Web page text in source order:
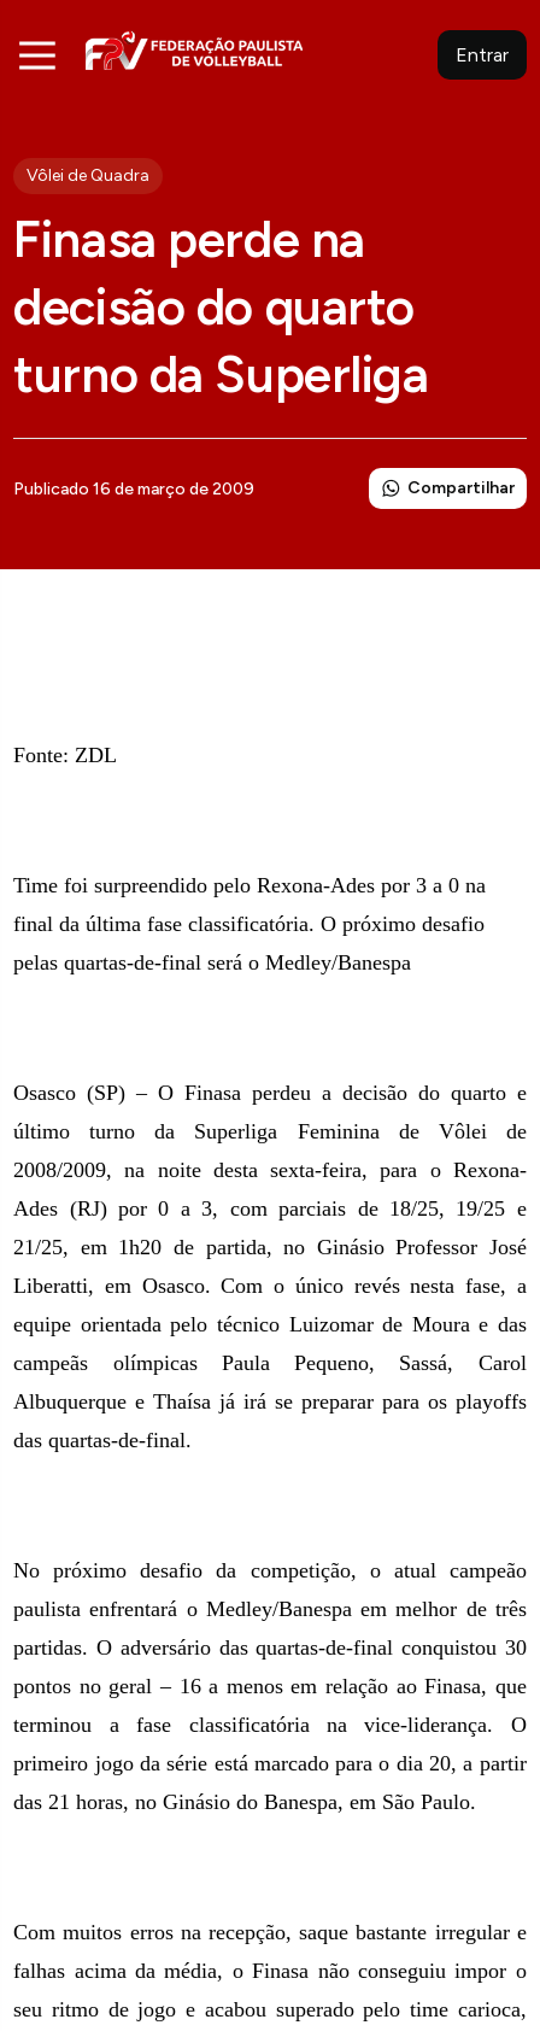
Entrar
Vôlei de Quadra
Finasa perde na
decisão do quarto
turno da Superliga
Publicado 16 de março de 2009 Compartilhar
Fonte: ZDL
Time foi surpreendido pelo Rexona-Ades por3 a 0 na
final da última fase classificatória. O próximo desafio
pelas quartas-de-final será o Medley/Banespa
Osasco (SP) – O Finasa perdeu a decisão do quarto e
último turno da Superliga Feminina de Vôlei de
2008/2009, na noite desta sexta-feira, para o Rexona-
Ades (RJ) por0 a3, com parciais de 18/25, 19/25 e
21/25, em 1h20 de partida, no Ginásio Professor José
Liberatti, em Osasco. Com o único revés nesta fase, a
equipe orientada pelo técnico Luizomar de Moura e das
campeãs olímpicas Paula Pequeno, Sassá, Carol
Albuquerque e Thaísa já irá se preparar para os playoffs
das quartas-de-final.
No próximo desafio da competição, o atual campeão
paulista enfrentará o Medley/Banespa em melhor de três
partidas. O adversário das quartas-de-final conquistou 30
pontos no geral – 16 a menos em relação ao Finasa, que
terminou a fase classificatória na vice-liderança. O
primeiro jogo da série está marcado para o dia20, a partir
das 21 horas, no Ginásio do Banespa,em São Paulo.
Com muitos erros na recepção, saque bastante irregular e
falhas acima da média, o Finasa não conseguiu impor o
seu ritmo de jogo e acabou superado pelo time carioca,